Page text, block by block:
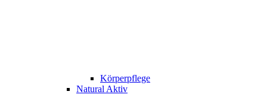
Körperpflege
Natural Aktiv